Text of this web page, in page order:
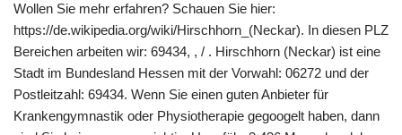
Wollen Sie mehr erfahren? Schauen Sie hier:
https://de.wikipedia.org/wiki/Hirschhorn_(Neckar). In diesen PLZ
Bereichen arbeiten wir: 69434, , / . Hirschhorn (Neckar) ist eine
Stadt im Bundesland Hessen mit der Vorwahl: 06272 und der
Postleitzahl: 69434. Wenn Sie einen guten Anbieter für
Krankengymnastik oder Physiotherapie gegoogelt haben, dann